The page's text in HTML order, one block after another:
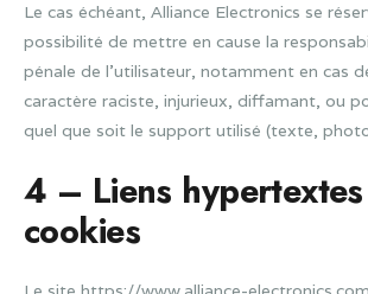
Le cas échéant, Alliance Electronics se
possibilité de mettre en cause la
pénale de l’utilisateur, notamment en cas
caractère raciste, injurieux, diffamant, ou
quel que soit le support utilisé (texte,
4 – Liens
cookies